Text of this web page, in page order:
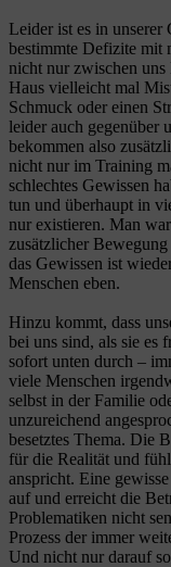
Leider ist es in unserer
bestimmte Defizite mit
nicht nur zwischen
Haus vielleicht mal
Schmuck oder einen
leider auch gegenüber
bekommen also
nicht nur im Training
schlechtes Gewissen
tun und überhaupt in
nur existieren. Man
zusätzlicher
das Gewissen ist
Menschen eben.
Hinzu kommt, dass
bei uns sind, als sie es
sofort unten durch –
viele Menschen
selbst in der Familie
unzureichend
besetztes Thema. Die
für die Realität und
anspricht. Eine
auf und erreicht die
Problematiken nicht
Prozess der immer
Und nicht nur darauf